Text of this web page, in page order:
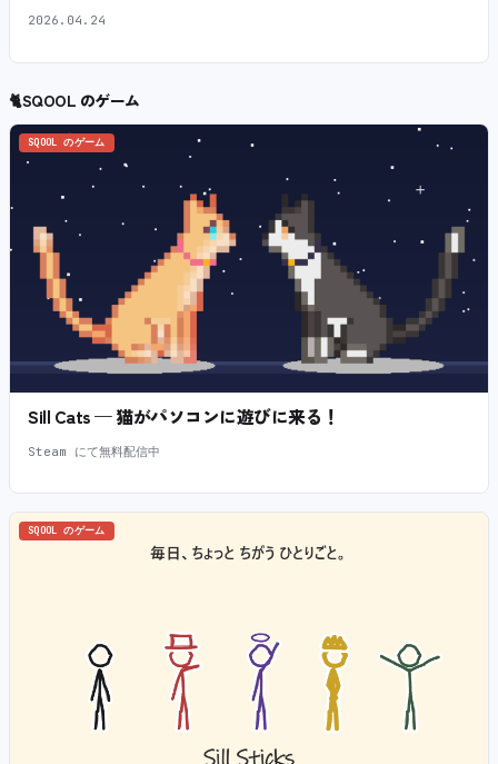
2026.04.24
🐈SQOOL のゲーム
SQOOL のゲーム
Sill Cats — 猫がパソコンに遊びに来る！
Steam にて無料配信中
SQOOL のゲーム